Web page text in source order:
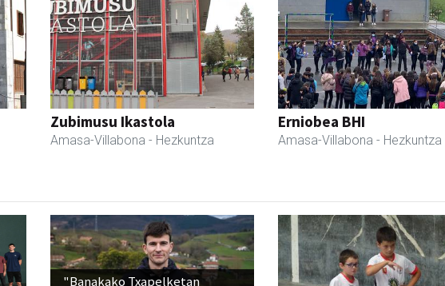
Zubimusu Ikastola
Amasa-Villabona - Hezkuntza
Erniobea BHI
Amasa-Villabona - Hezkuntza
"Banakako Txapelketan